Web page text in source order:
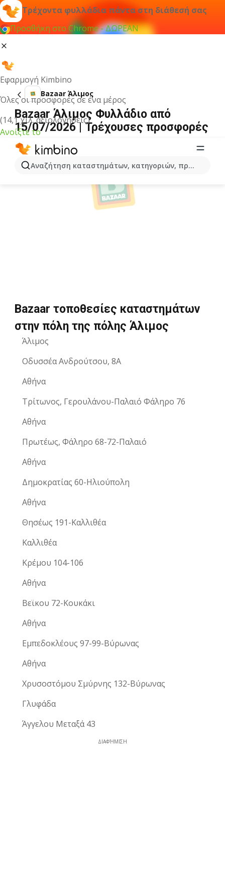
Τρέχοντα φυλλάδια πάντα στη διάθεσή σας
Προσθήκη στο Chrome - ΔΩΡΕΑΝ
Εφαρμογή Kimbino
Όλες οι προσφορές σε ένα μέρος
(14,1 χιλ. αξιολογήσεις)
Ανοίξτε το
Αναζήτηση καταστημάτων, κατηγοριών, προϊόντων...
Bazaar Άλιμος
Bazaar Άλιμος Φυλλάδιο από
15/07/2026 | Τρέχουσες προσφορές
Bazaar τοποθεσίες καταστημάτων
στην πόλη της πόλης Άλιμος
Άλιμος
Οδυσσέα Ανδρούτσου, 8Α
Αθήνα
Τρίτωνος, Γερουλάνου-Παλαιό Φάληρο 76
Αθήνα
Πρωτέως, Φάληρο 68-72-Παλαιό
Αθήνα
Δημοκρατίας 60-Ηλιούπολη
Αθήνα
Θησέως 191-Καλλιθέα
Καλλιθέα
Κρέμου 104-106
Αθήνα
Βεϊκου 72-Κουκάκι
Αθήνα
Εμπεδοκλέους 97-99-Βύρωνας
Αθήνα
Χρυσοστόμου Σμύρνης 132-Βύρωνας
Γλυφάδα
Άγγελου Μεταξά 43
ΔΙΑΦΉΜΙΣΗ